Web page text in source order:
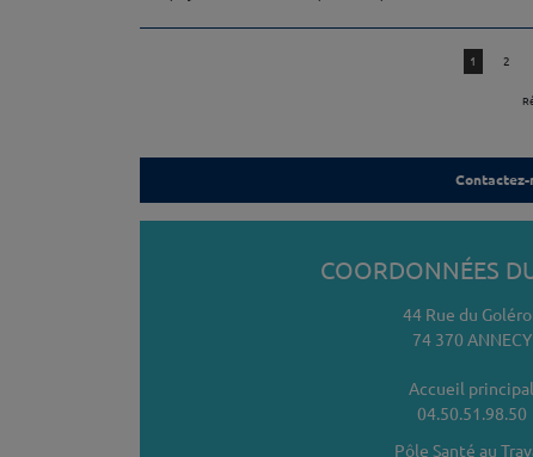
Page
1 Page
2
Contactez-
COORDONNÉES
44 Rue du
74 370 ANNECY
Accueil principal
04.50.51.98.50
Pôle Santé au